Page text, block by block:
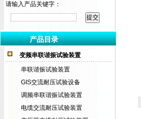
请输入产品关键字：
产品目录
变频串联谐振试验装置
串联谐振试验装置
GIS交流耐压试验设备
调频串联谐振试验装置
电缆交流耐压试验装置